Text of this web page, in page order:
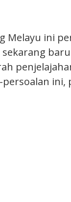
Melayu ini
baru
ini,